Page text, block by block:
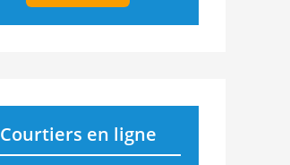
Courtiers en ligne